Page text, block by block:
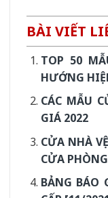
BÀI VIẾT
TOP 50
HƯỚNG
CÁC MẪU
GIÁ 2022
CỬA NHÀ
CỬA
BẢNG BÁO